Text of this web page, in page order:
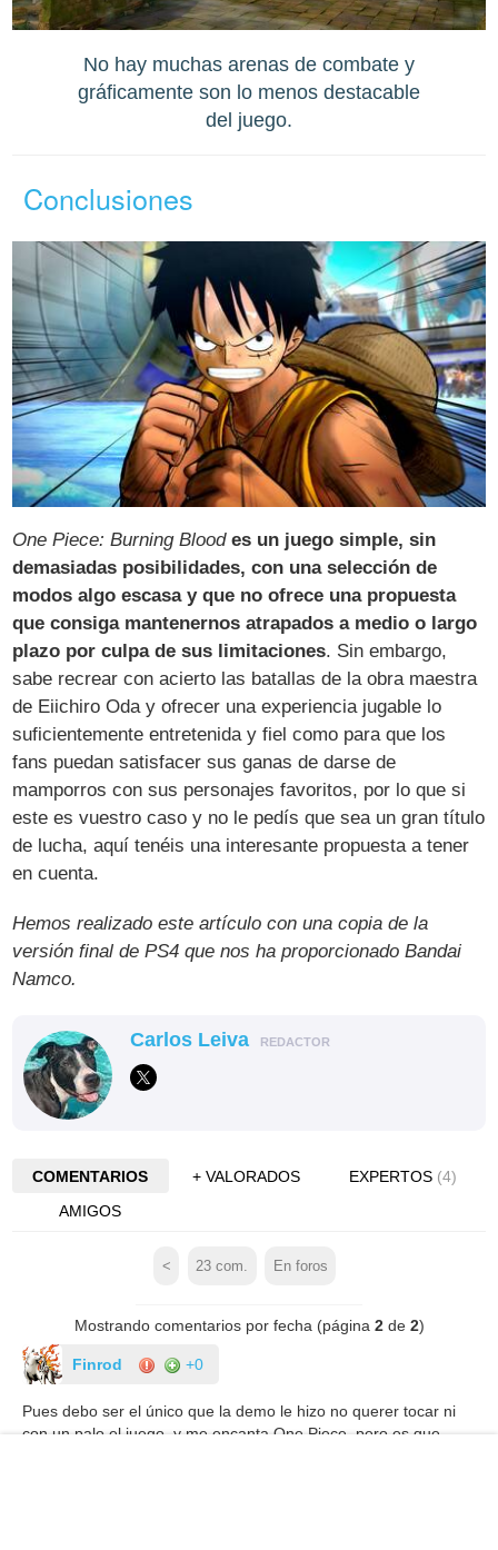
No hay muchas arenas de combate y
gráficamente son lo menos destacable
del juego.
Conclusiones
One Piece: Burning Blood es un juego simple, sin
demasiadas posibilidades, con una selección de
modos algo escasa y que no ofrece una propuesta
que consiga mantenernos atrapados a medio o largo
plazo por culpa de sus limitaciones. Sin embargo,
sabe recrear con acierto las batallas de la obra maestra
de Eiichiro Oda y ofrecer una experiencia jugable lo
suficientemente entretenida y fiel como para que los
fans puedan satisfacer sus ganas de darse de
mamporros con sus personajes favoritos, por lo que si
este es vuestro caso y no le pedís que sea un gran título
de lucha, aquí tenéis una interesante propuesta a tener
en cuenta.
Hemos realizado este artículo con una copia de la
versión final de PS4 que nos ha proporcionado Bandai
Namco.
Carlos Leiva REDACTOR
COMENTARIOS + VALORADOS EXPERTOS (4)
AMIGOS
< 23 com. En foros
Mostrando comentarios por fecha (página 2de 2)
Finrod +0
Pues debo ser el único que la demo le hizo no querer tocar ni
con un palo el juego, y me encanta One Piece, pero es que